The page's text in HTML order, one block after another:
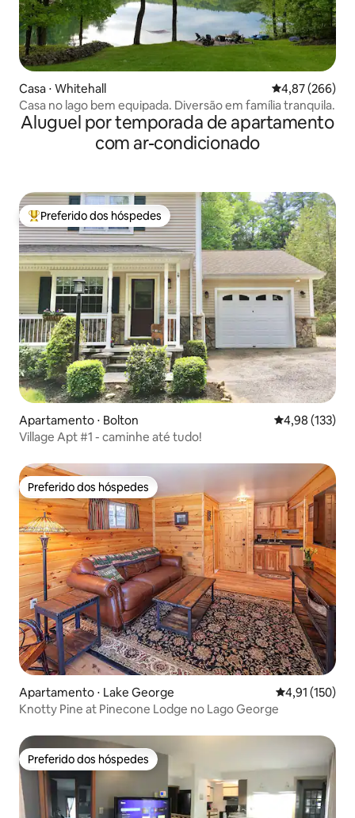
Casa ⋅ Whitehall 4,87 de uma
4,87 (266)
Casa no lago bem equipada. Diversão em família tranquila.
Aluguel por temporada de apartamento
com ar-condicionado
Entre os melhores preferidos dos hóspedes
Preferido dos hóspedes
Apartamento ⋅ Bolton 4,98 de uma
4,98 (133)
Village Apt #1 - caminhe até tudo!
Preferido dos hóspedes
Preferido dos hóspedes
Apartamento ⋅ Lake George 4,91 de uma
4,91 (150)
Knotty Pine at Pinecone Lodge no Lago George
Preferido dos hóspedes
Preferido dos hóspedes